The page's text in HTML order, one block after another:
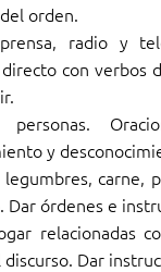
orden.
radio y
con verbos
y
carne,
órdenes e
relacionadas
Dar